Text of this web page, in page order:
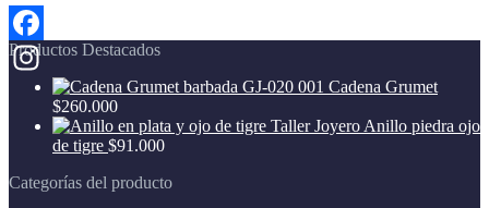
Facebook
Instagram
Productos Destacados
Cadena Grumet
$260.000
Anillo piedra ojo
de tigre $91.000
Categorías del producto